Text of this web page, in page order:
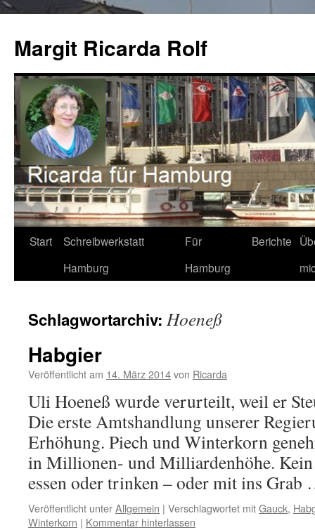
springen
Margit Ricarda Rolf
Start
Schreibwerkstatt
Hamburg
Für
Hamburg
Berichte
Schlagwortarchiv: Hoeneß
Habgier
Veröffentlicht am 14. März 2014von Ricarda
Uli Hoeneß wurde verurteilt, weil er
Die erste Amtshandlung unserer
Erhöhung. Piech und Winterkorn
in Millionen- und Milliardenhöhe.
essen oder trinken – oder mit ins
Veröffentlicht unterAllgemein | Verschlagwortet mitGauck,
Winterkorn | Kommentar hinterlassen